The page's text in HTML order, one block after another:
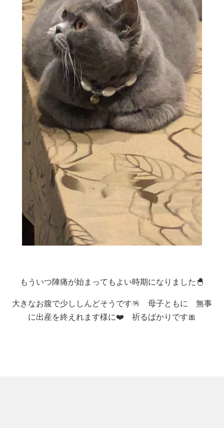
もういつ陣痛が始まってもよい時期になりました🐣
大きなお腹で少ししんどそうです🪅 母子ともに 無事
に出産を終えれます様に❤️ 祈るばかりです🎀